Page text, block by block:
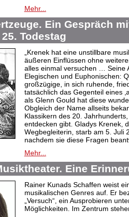
Mehr...
Ein Gespräch
Todestag
„Krenek hat eine unstillbare
äußeren Einflüssen ohne
alles einmal versuchen … Seine
Elegischen und Euphonischen:
großzügige, in sich ruhende,
tatsächlich das Gegenteil eines
als Glenn Gould hat diese
Obgleich der Name allseits
Klassikern des 20.
entdecken gibt. Gladys Krenek,
Wegbegleiterin, starb am 5. Juli
nachdem sie diese Fragen
Mehr...
Eine
Rainer Kunads Schaffen weist
musikalischen Genres auf. Er
„Versuch“, ein Ausprobieren
Möglichkeiten. Im Zentrum